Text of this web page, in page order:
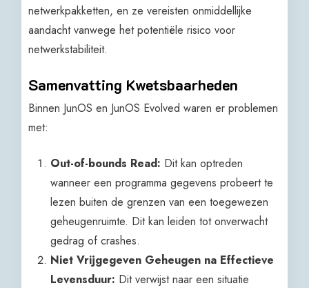
netwerkpakketten, en ze vereisten onmiddellijke
aandacht vanwege het potentiële risico voor
netwerkstabiliteit.
Samenvatting Kwetsbaarheden
Binnen JunOS en JunOS Evolved waren er problemen
met:
Out-of-bounds Read: Dit kan optreden
wanneer een programma gegevens probeert te
lezen buiten de grenzen van een toegewezen
geheugenruimte. Dit kan leiden tot onverwacht
gedrag of crashes.
Niet Vrijgegeven Geheugen na Effectieve
Levensduur: Dit verwijst naar een situatie